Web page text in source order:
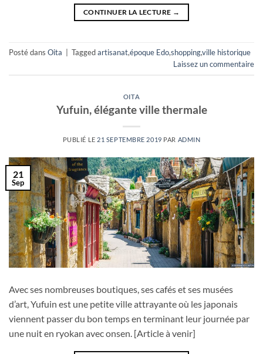
CONTINUER LA LECTURE →
Posté dans Oita Taggedartisanat,époque Edo,shopping,ville historique
Laissez un commentaire
OITA
Yufuin, élégante ville thermale
PUBLIÉ LE 21 SEPTEMBRE 2019 PAR ADMIN
21
Sep
Avec ses nombreuses boutiques, ses cafés et ses musées
d’art, Yufuin est une petite ville attrayante où les japonais
viennent passer du bon temps en terminant leur journée par
une nuit en ryokan avec onsen. [Article à venir]